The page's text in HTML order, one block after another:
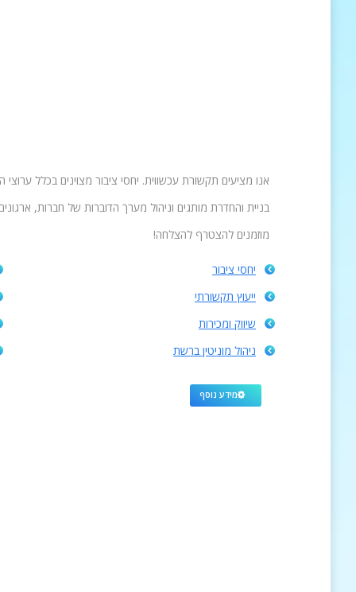
אנו מציעים תקשורת עכשווית. יחסי ציבור מצוינים בכלל
בניית והחדרת מותגים וניהול מערך הדוברות של חברות,
מוזמנים להצטרף להצלחה!
יחסי ציבור
ייעוץ תקשורתי
שיווק ומכירות
ניהול מוניטין ברשת
מידע נוסף